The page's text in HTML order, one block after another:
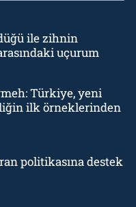
ile zihnin
uçurum
Türkiye, yeni
ilk örneklerinden
politikasına destek